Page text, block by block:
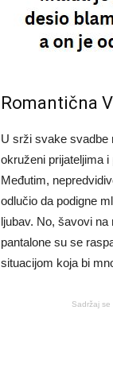
Romantična
U srži svake svadbe
okruženi prijateljima
Međutim,
odlučio da podigne
ljubav. No, šavovi
pantalone su se
situacijom koja bi
Sadržaj